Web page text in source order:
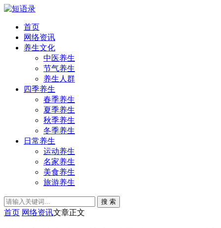
首页
网络资讯
养生文化
中医养生
节气养生
养生人群
四季养生
春季养生
夏季养生
秋季养生
冬季养生
日常养生
运动养生
名家养生
美食养生
旅游养生
搜 索
首页 网络资讯文章正文